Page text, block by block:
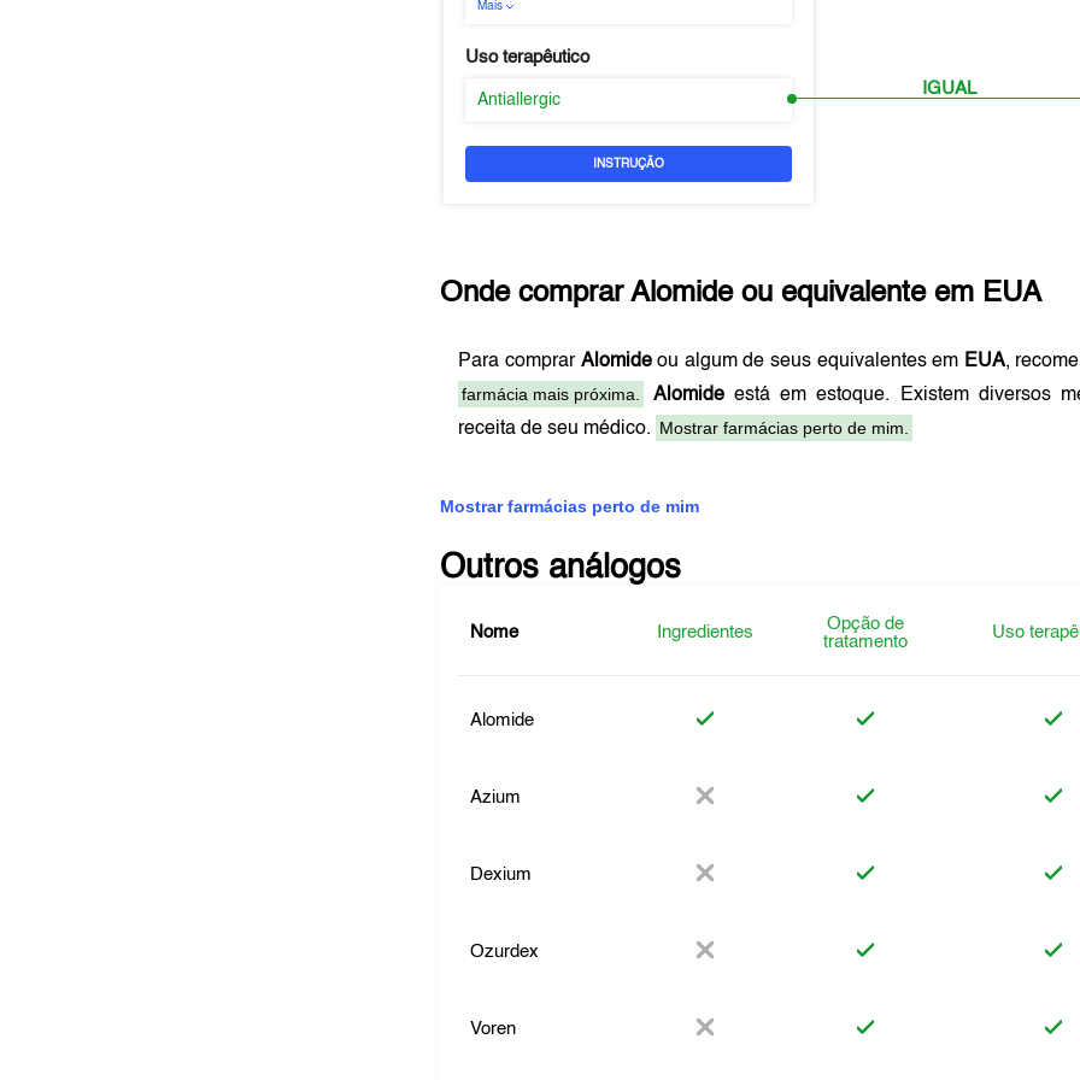
Mais
Uso terapêutico
Antiallergic
INSTRUÇÃO
IGUAL
Onde comprarAlomideou equivalente em EUA
Para comprar Alomideou algum de seus equivalentes em EUA,
farmácia mais próxima.
Alomide está em estoque. Existem diversos
receita de seu médico. Mostrar farmácias perto de mim.
Mostrar farmácias perto de mim
Outros análogos
Nome Ingredientes
Opção de
tratamento
Uso
Alomide
Azium
Dexium
Ozurdex
Voren